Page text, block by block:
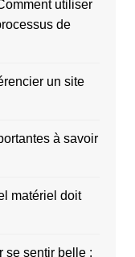
utiliser
de
un site
à savoir
matériel doit
se sentir belle :